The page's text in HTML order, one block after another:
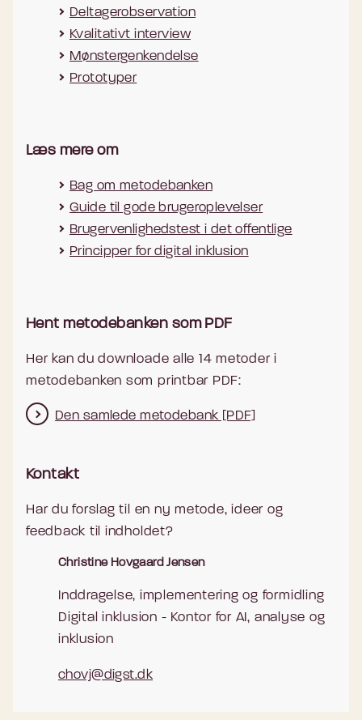
Deltagerobservation
Kvalitativt interview
Mønstergenkendelse
Prototyper
Læs mere om
Bag om metodebanken
Guide til gode brugeroplevelser
Brugervenlighedstest i det offentlige
Principper for digital inklusion
Hent metodebanken som PDF
Her kan du downloade alle 14 metoder i
metodebanken som printbar PDF:
Den samlede metodebank [PDF]
Kontakt
Har du forslag til en ny metode, ideer og
feedback til indholdet?
Christine Hovgaard Jensen
Inddragelse, implementering og formidling
Digital inklusion - Kontor for AI, analyse og
inklusion
chovj@digst.dk